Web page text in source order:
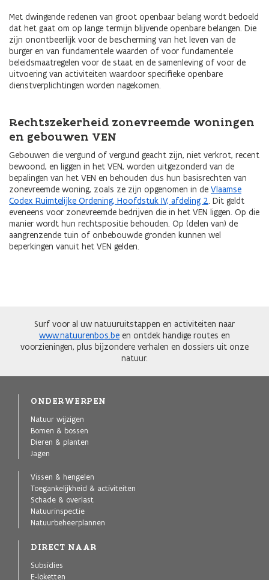
Met dwingende redenen van groot openbaar belang wordt bedoeld
dat het gaat om op lange termijn blijvende openbare belangen. Die
zijn onontbeerlijk voor de bescherming van het leven van de
burger en van fundamentele waarden of voor fundamentele
beleidsmaatregelen voor de staat en de samenleving of voor de
uitvoering van activiteiten waardoor specifieke openbare
dienstverplichtingen worden nagekomen.
Rechtszekerheid zonevreemde woningen
en gebouwen VEN
Gebouwen die vergund of vergund geacht zijn, niet verkrot, recent
bewoond, en liggen in het VEN, worden uitgezonderd van de
bepalingen van het VEN en behouden dus hun basisrechten van
zonevreemde woning, zoals ze zijn opgenomen in de Vlaamse
Codex Ruimtelijke Ordening, Hoofdstuk IV, afdeling 2. Dit geldt
eveneens voor zonevreemde bedrijven die in het VEN liggen. Op die
manier wordt hun rechtspositie behouden. Op (delen van) de
aangrenzende tuin of onbebouwde gronden kunnen wel
beperkingen vanuit het VEN gelden.
Surf voor al uw natuuruitstappen en activiteiten naar
www.natuurenbos.be en ontdek handige routes en
voorzieningen, plus bijzondere verhalen en dossiers uit onze
natuur.
ONDERWERPEN
Natuur wijzigen
Bomen & bossen
Dieren & planten
Jagen
Vissen & hengelen
Toegankelijkheid & activiteiten
Schade & overlast
Natuurinspectie
Natuurbeheerplannen
DIRECT NAAR
Subsidies
E-loketten